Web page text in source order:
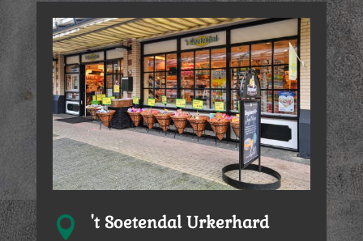
 't Soetendal Urkerhard